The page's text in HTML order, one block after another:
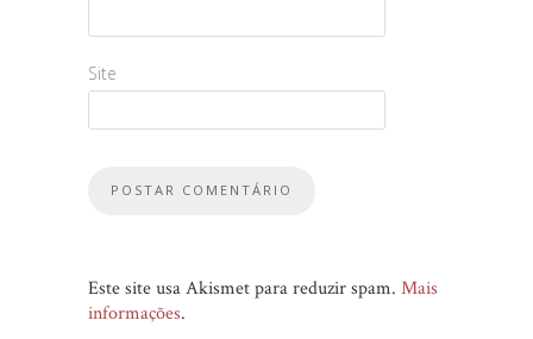
Site
Este site usa Akismet para reduzir spam. Mais
informações.